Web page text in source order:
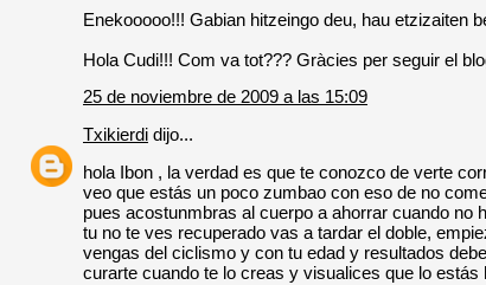
Enekooooo!!! Gabian hitzeingo deu, hau etzizaiten
Hola Cudi!!! Com va tot??? Gràcies per seguir el
25 de noviembre de 2009 a las 15:09
Txikierdi dijo...
hola Ibon , la verdad es que te conozco de verte
veo que estás un poco zumbao con eso de no
pues acostunmbras al cuerpo a ahorrar cuando no
tu no te ves recuperado vas a tardar el doble,
vengas del ciclismo y con tu edad y resultados
curarte cuando te lo creas y visualices que lo estás